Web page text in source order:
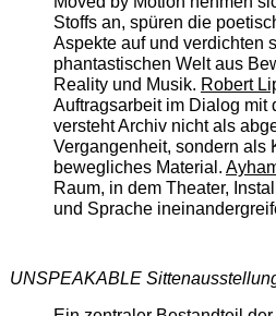
Stoffs an, spüren die
Aspekte auf und verdichten
phantastischen Welt aus
Reality und Musik. Robert
Auftragsarbeit im Dialog mit
versteht Archiv nicht als
Vergangenheit, sondern als
bewegliches Material.
Raum, in dem Theater,
und Sprache
UNSPEAKABLE